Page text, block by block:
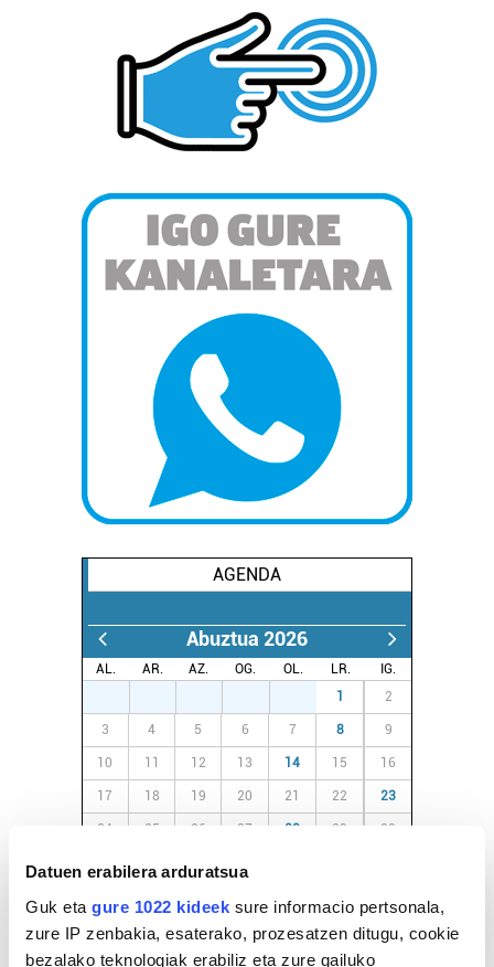
Datuen erabilera arduratsua
Guk eta gure 1022 kideek sure informacio pertsonala,
zure IP zenbakia, esaterako, prozesatzen ditugu, cookie
bezalako teknologiak erabiliz eta zure gailuko
AGENDA
Abuztua 2026
AL. AR. AZ. OG. OL. LR.
IG.
1 2
3 4 5 6 7 8 9
10 11 12 13 14 15 16
17 18 19 20 21 22 23
24 25 26 27 28 29 30
EGURALDIA